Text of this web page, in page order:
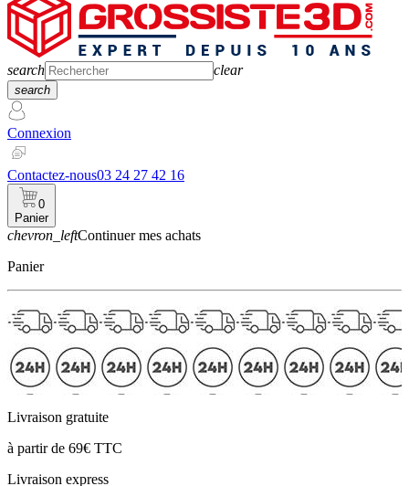
search clear
search
Connexion
Contactez-nous03 24 27 42 16
0
Panier
chevron_leftContinuer mes achats
Panier
Livraison gratuite
à partir de 69€ TTC
Livraison express